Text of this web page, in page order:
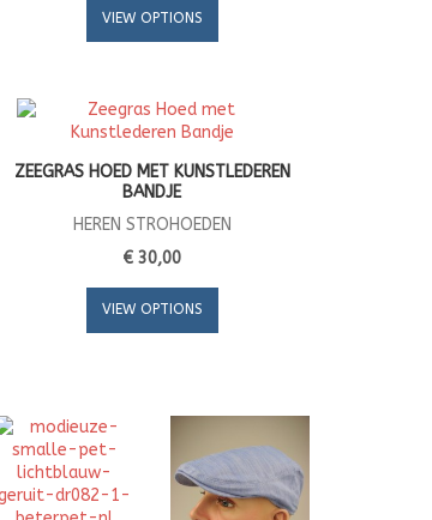
VIEW OPTIONS
ZEEGRAS HOED MET KUNSTLEDEREN
BANDJE
HEREN STROHOEDEN
€ 30,00
VIEW OPTIONS